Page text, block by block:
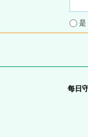
每日